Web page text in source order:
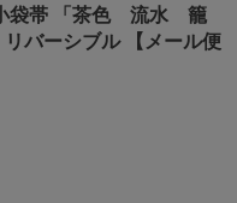
小袋帯 「茶色 流水 籠
バーシブル 【メール便